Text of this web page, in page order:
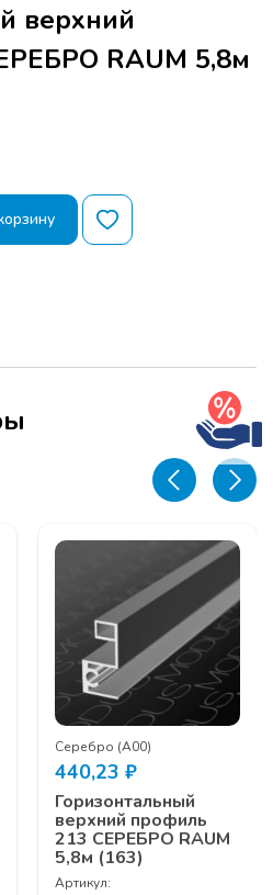
верхний
RAUM 5,8м
Серебро (А00)
440,23 ₽
Горизонтальный
верхний профиль
213 СЕРЕБРО RAUM
5,8м (163)
Артикул: